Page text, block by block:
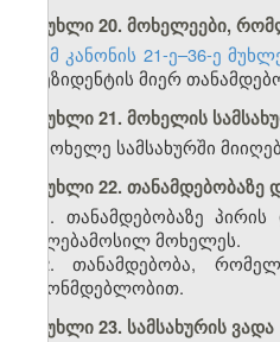
მუხლი 20. მოხელეები,
ამ კანონის 21-ე–36-ე
პრეზიდენტის მიერ
მუხლი 21. მოხელის
მოხელე სამსახურში
მუხლი 22. თანამდებობაზე
1. თანამდებობაზე
უფლებამოსილ მოხელეს.
2. თანამდებობა,
კანონმდებლობით.
მუხლი 23. სამსახურის ვადა